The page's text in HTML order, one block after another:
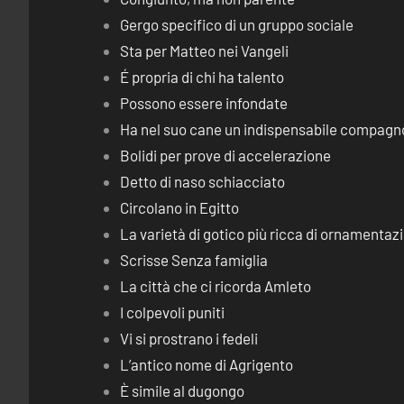
Gergo specifico di un gruppo sociale
Sta per Matteo nei Vangeli
É propria di chi ha talento
Possono essere infondate
Ha nel suo cane un indispensabile
Bolidi per prove di accelerazione
Detto di naso schiacciato
Circolano in Egitto
La varietà di gotico più ricca di
Scrisse Senza famiglia
La città che ci ricorda Amleto
I colpevoli puniti
Vi si prostrano i fedeli
L’antico nome di Agrigento
È simile al dugongo